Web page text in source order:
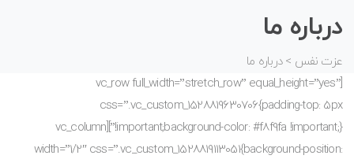
درباره ما
عزت نفس >درباره ما
[vc_row full_width=”stretch_row” equal_height=”yes”
css=”.vc_custom_1528819630706{padding-top: 5px
!important;background-color: #f8f9fa !important;}”][vc_column
width=”1/2″ css=”.vc_custom_1528819113051{background-position: